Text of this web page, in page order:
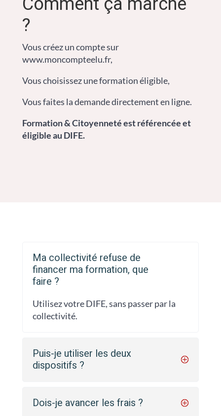
?
Vous créez un compte sur
www.moncompteelu.fr,
Vous choisissez une formation éligible,
Vous faites la demande directement en ligne.
Formation & Citoyenneté est référencée et
éligible au DIFE.
Ma collectivité refuse de
financer ma formation, que
faire ?
Utilisez votre DIFE, sans passer par la
collectivité.
Puis-je utiliser les deux
dispositifs ?
Dois-je avancer les frais ?